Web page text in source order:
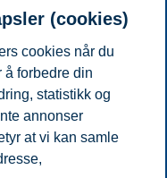
deg på" knappen
(cookies)
cookies når du
å forbedre din
statistikk og
annonser
at vi kan samle